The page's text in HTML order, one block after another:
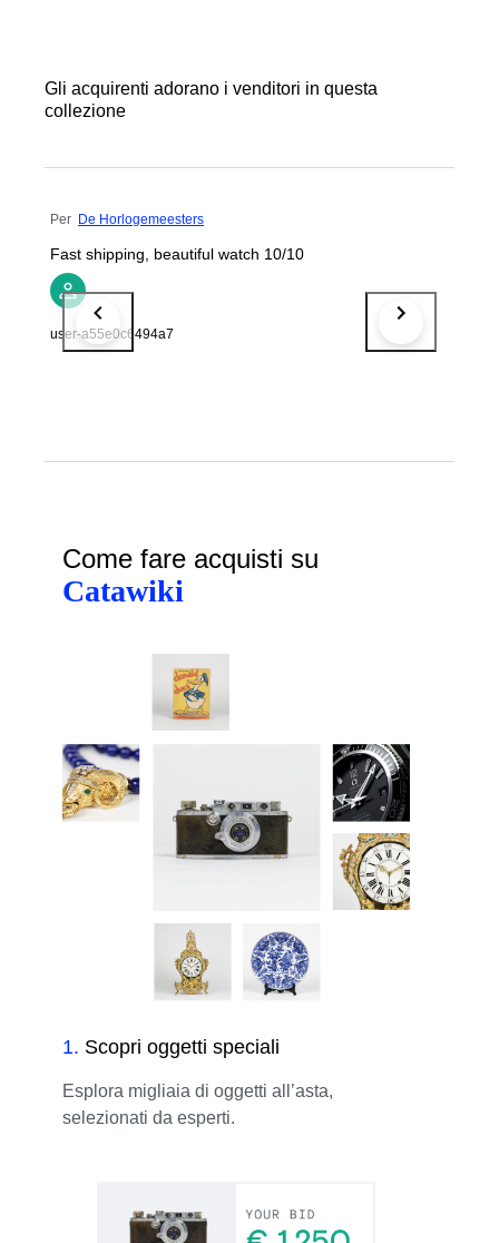
Gli acquirenti adorano i venditori in questa
collezione
Per De Horlogemeesters
Fast shipping, beautiful watch 10/10
user-a55e0c6494a7
Come fare acquisti su
Catawiki
1. Scopri oggetti speciali
Esplora migliaia di oggetti all’asta,
selezionati da esperti.